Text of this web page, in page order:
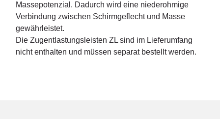
Massepotenzial. Dadurch wird eine niederohmige
Verbindung zwischen Schirmgeflecht und Masse
gewährleistet.
Die Zugentlastungsleisten ZL sind im Lieferumfang
nicht enthalten und müssen separat bestellt werden.